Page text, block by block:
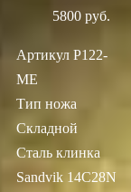
5800 руб.
Артикул P122-
ME
Тип ножа
Складной
Сталь клинка
Sandvik 14C28N